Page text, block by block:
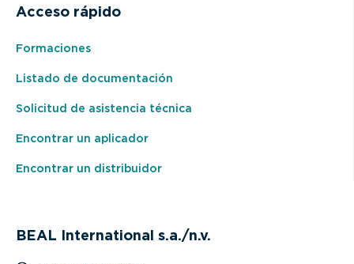
Acceso rápido
Formaciones
Listado de documentación
Solicitud de asistencia técnica
Encontrar un aplicador
Encontrar un distribuidor
BEAL International s.a./n.v.